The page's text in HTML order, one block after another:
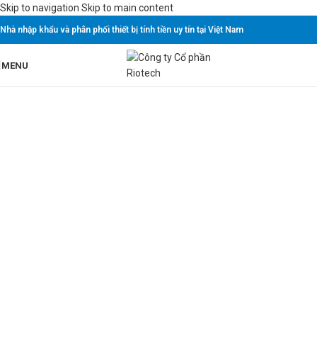
Skip to navigation Skip to main content
Nhà nhập khẩu và phân phối thiết bị tính tiền uy tín tại Việt Nam
MENU